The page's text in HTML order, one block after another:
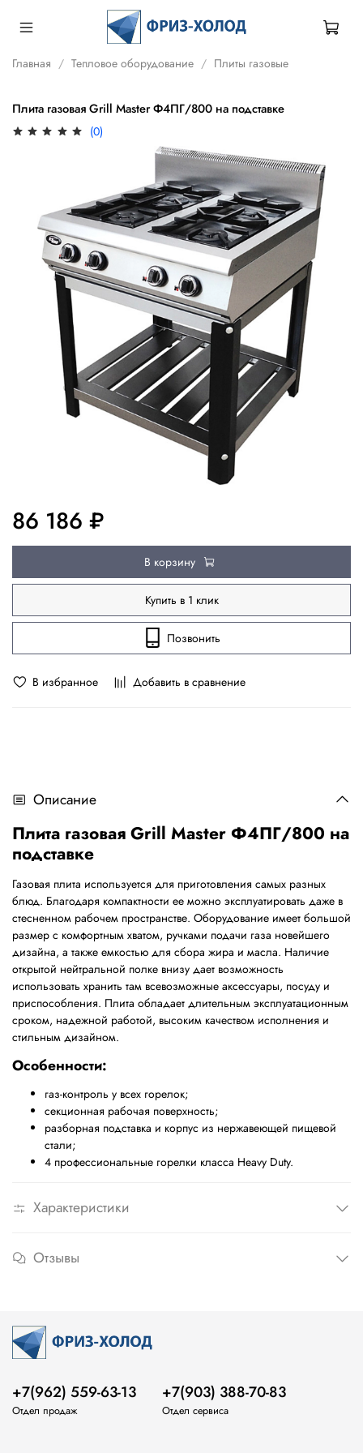
Главная Тепловое оборудование Плиты газовые
Плита газовая Grill Master Ф4ПГ/800 на подставке
(0)
В избранное Добавить в сравнение
86 186 ₽
В корзину
Купить в 1 клик
Позвонить
Описание
Плита газовая Grill Master Ф4ПГ/800 на
подставке
Газовая плита используется для приготовления самых разных
блюд. Благодаря компактности ее можно эксплуатировать даже в
стесненном рабочем пространстве. Оборудование имеет большой
размер с комфортным хватом, ручками подачи газа новейшего
дизайна, а также емкостью для сбора жира и масла. Наличие
открытой нейтральной полке внизу дает возможность
использовать хранить там всевозможные аксессуары, посуду и
приспособления. Плита обладает длительным эксплуатационным
сроком, надежной работой, высоким качеством исполнения и
стильным дизайном.
Особенности:
газ-контроль у всех горелок;
секционная рабочая поверхность;
разборная подставка и корпус из нержавеющей пищевой
стали;
4 профессиональные горелки класса Heavy Duty.
Характеристики
Отзывы
+7(962) 559-63-13
Отдел продаж
+7(903) 388-70-83
Отдел сервиса